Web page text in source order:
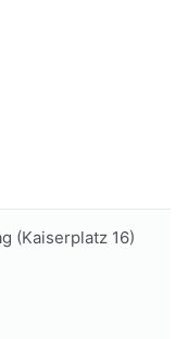
(Kaiserplatz 16)